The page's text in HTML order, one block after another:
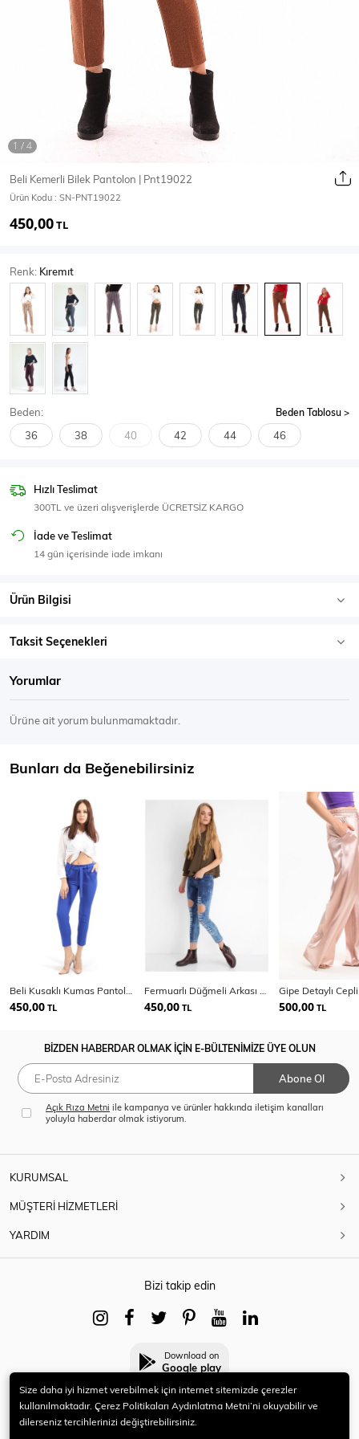
Mont & Kaban
T-Shirt
Body Atlet Crop & Büstiyer
SPOR GİYİM
Beli Kemerli Bilek Pantolon | Pnt19022
Ürün Kodu : SN-PNT19022
450,00TL
Renk: Kıremıt
Beden: Beden Tablosu
36 38 40 42 44 46
Hızlı Teslimat
300TL ve üzeri alışverişlerde ÜCRETSİZ KARGO
İade ve Teslimat
14 gün içerisinde iade imkanı
Ürün Bilgisi
Taksit Seçenekleri
Yorumlar
Ürüne ait yorum bulunmamaktadır.
Bunları da Beğenebilirsiniz
Beli Kusaklı Kumas Pantolon | Pnt19018
450,00 TL
Fermuarlı Düğmeli Arkası Cepli Kot Pantolon
450,00 TL 500,00 TL
BİZDEN HABERDAR OLMAK İÇİN E-BÜLTENİMİZE ÜYE OLUN
Abone Ol
Açık Rıza Metni ile kampanya ve ürünler hakkında iletişim kanalları
yoluyla haberdar olmak istiyorum.
KURUMSAL
MÜŞTERİ HİZMETLERİ
YARDIM
Bizi takip edin
Download on
Google play
Size daha iyi hizmet verebilmek için internet sitemizde çerezler
kullanılmaktadır. Çerez Politikaları Aydınlatma Metni’ni okuyabilir ve
dilerseniz tercihlerinizi değiştirebilirsiniz.